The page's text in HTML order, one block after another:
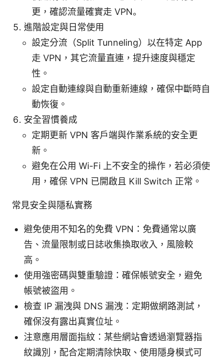
更，確認流量確實走 VPN。
進階設定與日常使用
設定分流（Split Tunneling）以在特定 App
走 VPN，其它流量直連，提升速度與穩定
性。
設定自動連線與自動重新連線，確保中斷時自
動恢復。
安全習慣養成
定期更新 VPN 客戶端與作業系統的安全更
新。
避免在公用 Wi-Fi 上不安全的操作，若必須使
用，確保 VPN 已開啟且 Kill Switch 正常。
常見安全與隱私實務
避免使用不知名的免費 VPN：免費通常以廣
告、流量限制或日誌收集換取收入，風險較
高。
使用強密碼與雙重驗證：確保帳號安全，避免
帳號被盜用。
檢查 IP 漏洩與 DNS 漏洩：定期做網路測試，
確保沒有露出真實位址。
注意應用層面指紋：某些網站會透過瀏覽器指
紋識別，配合定期清除快取、使用隱身模式可